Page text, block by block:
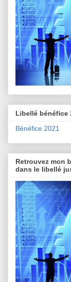
Libellé bénéfice
Bénéfice 2021
Retrouvez mon
dans le libellé